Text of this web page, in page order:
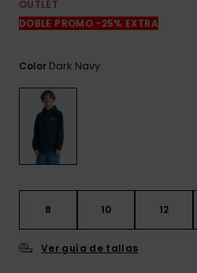
formulario de
contacto.
OUTLET
DOBLE PROMO -25% EXTRA
Color Dark Navy
8 10 12
Ver guía de tallas